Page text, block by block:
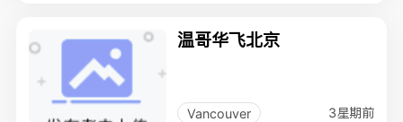
温哥华飞北京
Vancouver 3星期前